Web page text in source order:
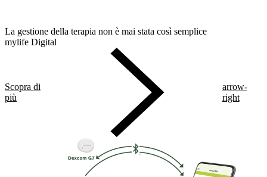
La gestione della terapia non è mai stata così semplice
mylife Digital
Scopra di
più
arrow-
right